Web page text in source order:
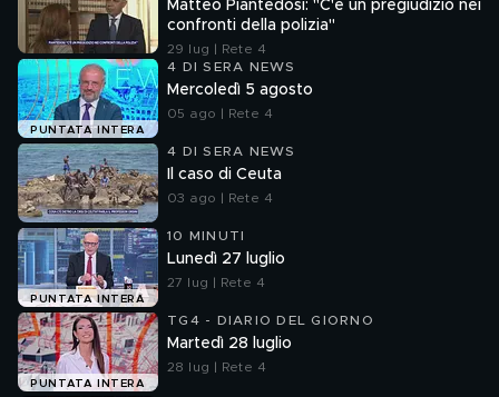
Matteo Piantedosi: "C'è un pregiudizio nei
confronti della polizia"
29 lug | Rete 4
PUNTATA INTERA
4 DI SERA NEWS
Mercoledì 5 agosto
05 ago | Rete 4
4 DI SERA NEWS
Il caso di Ceuta
03 ago | Rete 4
PUNTATA INTERA
10 MINUTI
Lunedì 27 luglio
27 lug | Rete 4
PUNTATA INTERA
TG4 - DIARIO DEL GIORNO
Martedì 28 luglio
28 lug | Rete 4